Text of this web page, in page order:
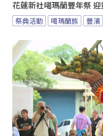
花蓮新社噶瑪蘭豐年祭
祭典活動 噶瑪蘭族 豐濱